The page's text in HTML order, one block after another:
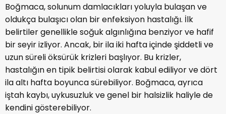
Boğmaca, solunum damlacıkları yoluyla bulaşan ve
oldukça bulaşıcı olan bir enfeksiyon hastalığı. İlk
belirtiler genellikle soğuk algınlığına benziyor ve hafif
bir seyir izliyor. Ancak, bir ila iki hafta içinde şiddetli ve
uzun süreli öksürük krizleri başlıyor. Bu krizler,
hastalığın en tipik belirtisi olarak kabul ediliyor ve dört
ila altı hafta boyunca sürebiliyor. Boğmaca, ayrıca
iştah kaybı, uykusuzluk ve genel bir halsizlik haliyle de
kendini gösterebiliyor.